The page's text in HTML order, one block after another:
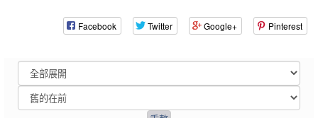
Facebook Twitter Google+ Pinterest